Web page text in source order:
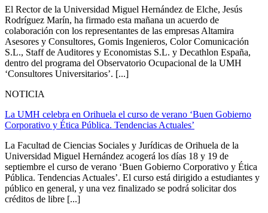
El Rector de la Universidad Miguel Hernández de Elche, Jesús
Rodríguez Marín, ha firmado esta mañana un acuerdo de
colaboración con los representantes de las empresas Altamira
Asesores y Consultores, Gomis Ingenieros, Color Comunicación
S.L., Staff de Auditores y Economistas S.L. y Decathlon España,
dentro del programa del Observatorio Ocupacional de la UMH
‘Consultores Universitarios’. [...]
NOTICIA
La UMH celebra en Orihuela el curso de verano ‘Buen Gobierno
Corporativo y Ética Pública. Tendencias Actuales’
La Facultad de Ciencias Sociales y Jurídicas de Orihuela de la
Universidad Miguel Hernández acogerá los días 18 y 19 de
septiembre el curso de verano ‘Buen Gobierno Corporativo y Ética
Pública. Tendencias Actuales’. El curso está dirigido a estudiantes y
público en general, y una vez finalizado se podrá solicitar dos
créditos de libre [...]